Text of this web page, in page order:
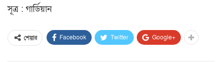
সূত্র : গার্ডিয়ান
শেয়ার Facebook Twitter Google+